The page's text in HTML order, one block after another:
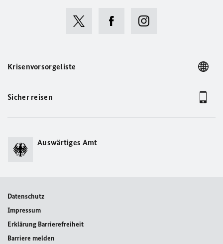
Krisenvorsorgeliste
Sicher reisen
Auswärtiges Amt
Datenschutz
Impressum
Erklärung Barrierefreiheit
Barriere melden